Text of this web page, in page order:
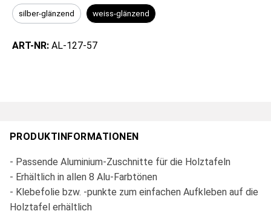
silber-glänzend weiss-glänzend
ART-NR: AL-127-57
PRODUKTINFORMATIONEN
- Passende Aluminium-Zuschnitte für die Holztafeln
- Erhältlich in allen 8 Alu-Farbtönen
- Klebefolie bzw. -punkte zum einfachen Aufkleben auf die
Holztafel erhältlich